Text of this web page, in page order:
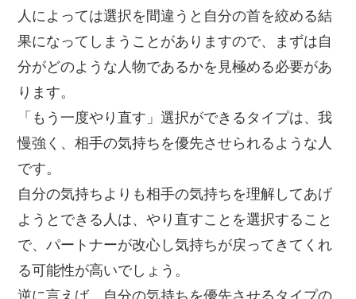
人によっては選択を間違うと自分の首を絞める結
果になってしまうことがありますので、まずは自
分がどのような人物であるかを見極める必要があ
ります。
「もう一度やり直す」選択ができるタイプは、我
慢強く、相手の気持ちを優先させられるような人
です。
自分の気持ちよりも相手の気持ちを理解してあげ
ようとできる人は、やり直すことを選択すること
で、パートナーが改心し気持ちが戻ってきてくれ
る可能性が高いでしょう。